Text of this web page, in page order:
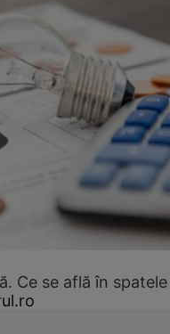
Ce se află în spatele